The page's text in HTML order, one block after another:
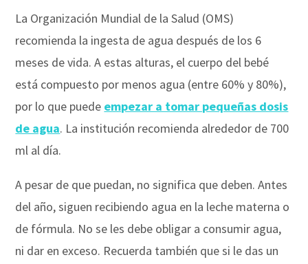
La Organización Mundial de la Salud (OMS)
recomienda la ingesta de agua después de los 6
meses de vida. A estas alturas, el cuerpo del bebé
está compuesto por menos agua (entre 60% y 80%),
por lo que puede empezar a tomar pequeñas dosis
de agua. La institución recomienda alrededor de 700
ml al día.
A pesar de que puedan, no significa que deben. Antes
del año, siguen recibiendo agua en la leche materna o
de fórmula. No se les debe obligar a consumir agua,
ni dar en exceso. Recuerda también que si le das un